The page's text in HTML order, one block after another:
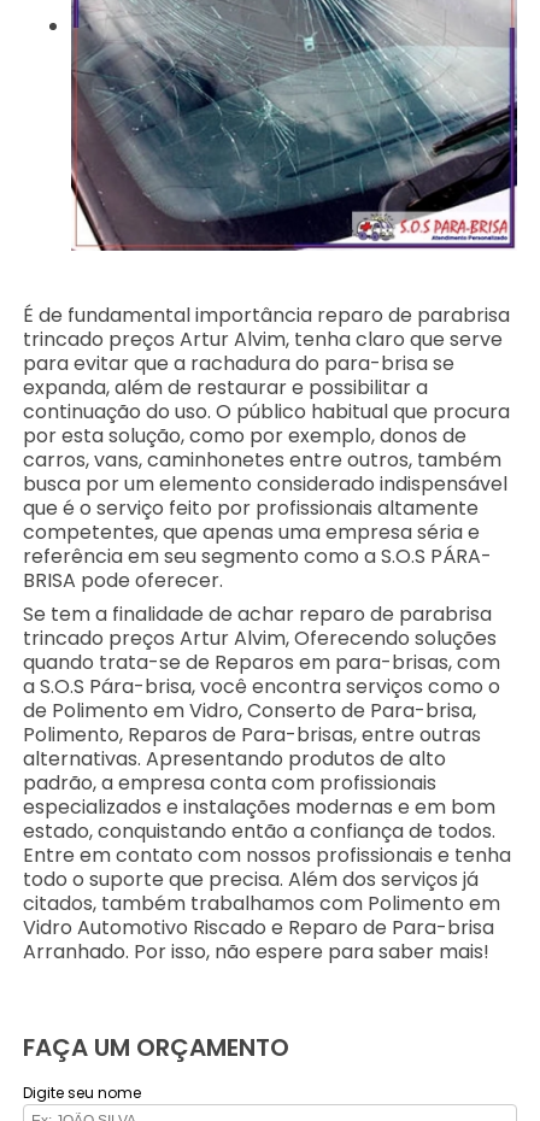
É de fundamental importância reparo de parabrisa
trincado preços Artur Alvim, tenha claro que serve
para evitar que a rachadura do para-brisa se
expanda, além de restaurar e possibilitar a
continuação do uso. O público habitual que procura
por esta solução, como por exemplo, donos de
carros, vans, caminhonetes entre outros, também
busca por um elemento considerado indispensável
que é o serviço feito por profissionais altamente
competentes, que apenas uma empresa séria e
referência em seu segmento como a S.O.S PÁRA-
BRISA pode oferecer.
Se tem a finalidade de achar reparo de parabrisa
trincado preços Artur Alvim, Oferecendo soluções
quando trata-se de Reparos em para-brisas, com
a S.O.S Pára-brisa, você encontra serviços como o
de Polimento em Vidro, Conserto de Para-brisa,
Polimento, Reparos de Para-brisas, entre outras
alternativas. Apresentando produtos de alto
padrão, a empresa conta com profissionais
especializados e instalações modernas e em bom
estado, conquistando então a confiança de todos.
Entre em contato com nossos profissionais e tenha
todo o suporte que precisa. Além dos serviços já
citados, também trabalhamos com Polimento em
Vidro Automotivo Riscado e Reparo de Para-brisa
Arranhado. Por isso, não espere para saber mais!
FAÇA UM ORÇAMENTO
Digite seu nome